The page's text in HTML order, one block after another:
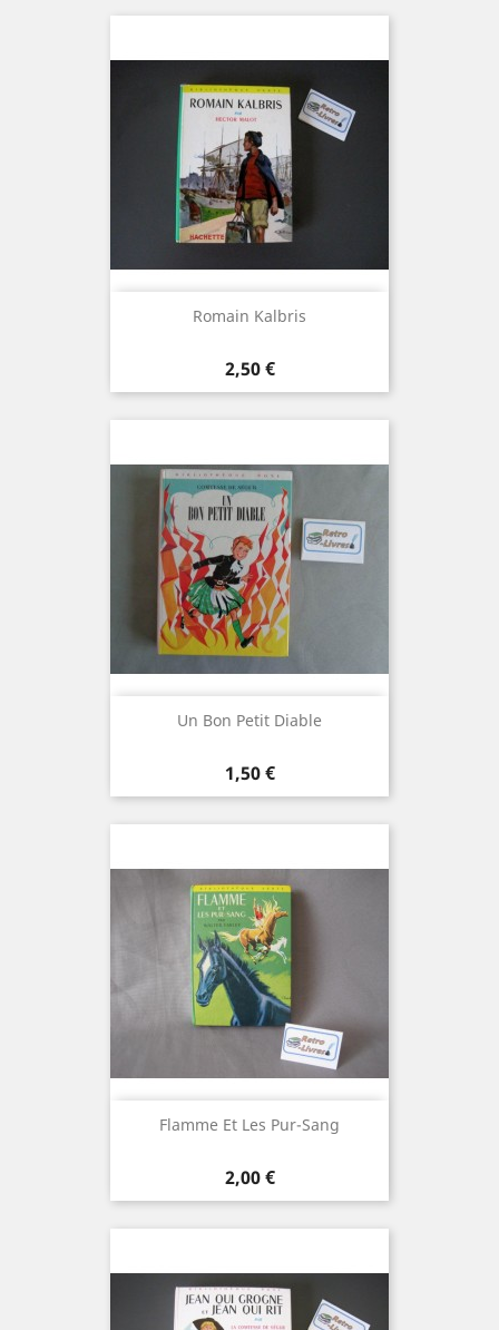
Romain Kalbris
Prix
2,50 €
Un Bon Petit Diable
Prix
1,50 €
Flamme Et Les Pur-Sang
Prix
2,00 €